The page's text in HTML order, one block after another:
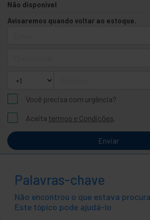
Não disponível
Avisaremos quando voltar ao estoque.
Você precisa com urgência?
Aceita termos e Condições.
Enviar
Palavras-chave
Não encontrou o que estava
Este tópico pode ajudá-lo